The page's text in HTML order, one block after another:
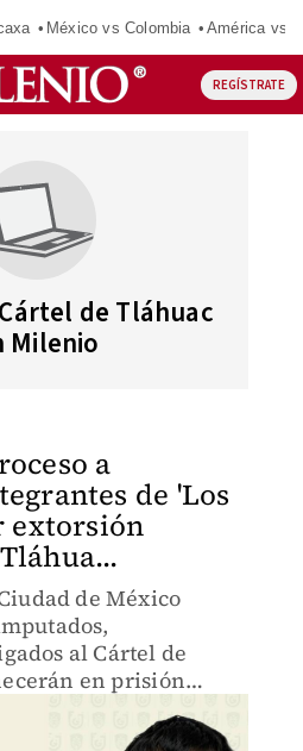
México vs Colombia América vs
REGÍSTRATE
de Tláhuac
Milenio
a
de 'Los
extorsión
de México
al Cártel de
en prisión
continúan las